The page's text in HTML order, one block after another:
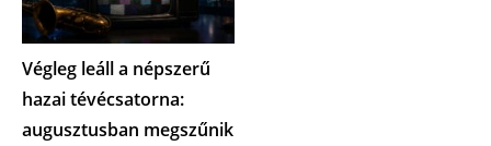
Végleg leáll a népszerű
hazai tévécsatorna:
augusztusban megszűnik